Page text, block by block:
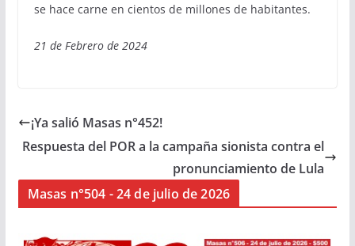
se hace carne en cientos de millones de habitantes.
21 de Febrero de 2024
¡Ya salió Masas n°452!
Respuesta del POR a la campaña sionista contra el
pronunciamiento de Lula
Masas n°504 - 24 de julio de 2026